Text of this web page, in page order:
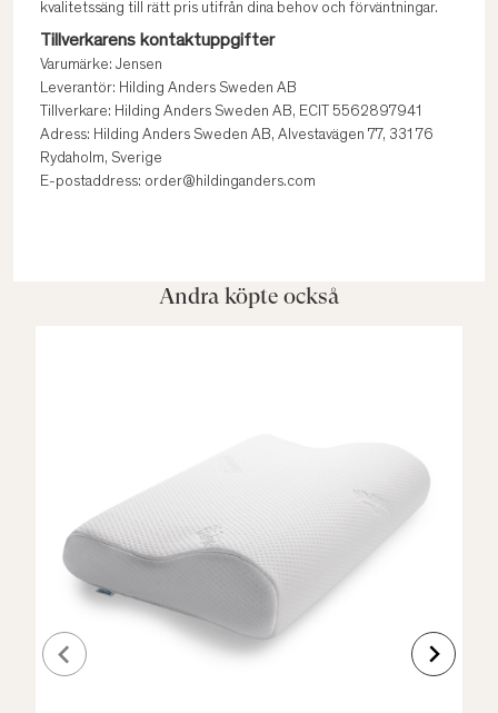
kvalitetssäng till rätt pris utifrån dina behov och förväntningar.
Tillverkarens kontaktuppgifter
Varumärke: Jensen
Leverantör: Hilding Anders Sweden AB
Tillverkare: Hilding Anders Sweden AB, ECIT 5562897941
Adress: Hilding Anders Sweden AB, Alvestavägen 77, 331 76
Rydaholm, Sverige
E-postaddress: order@hildinganders.com
Andra köpte också